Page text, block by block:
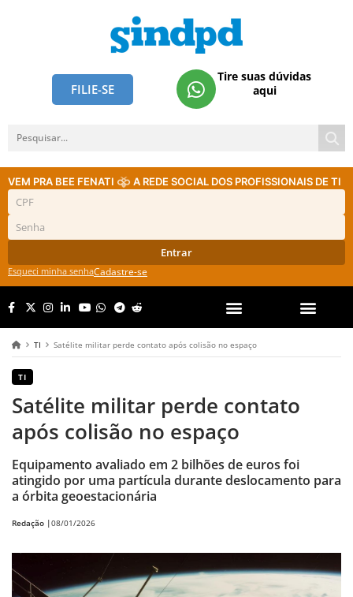
FILIE-SE
Tire suas dúvidas
aqui
VEM PRA BEE FENATI A REDE SOCIAL DOS PROFISSIONAIS DE TI
Entrar
Esqueci minha senhaCadastre-se
TI Satélite militar perde contato após colisão no espaço
TI
Satélite militar perde contato
após colisão no espaço
Equipamento avaliado em 2 bilhões de euros foi
atingido por uma partícula durante deslocamento para
a órbita geoestacionária
Redação |08/01/2026